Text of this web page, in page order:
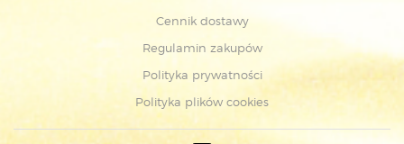
Cennik dostawy
Regulamin zakupów
Polityka prywatności
Polityka plików cookies